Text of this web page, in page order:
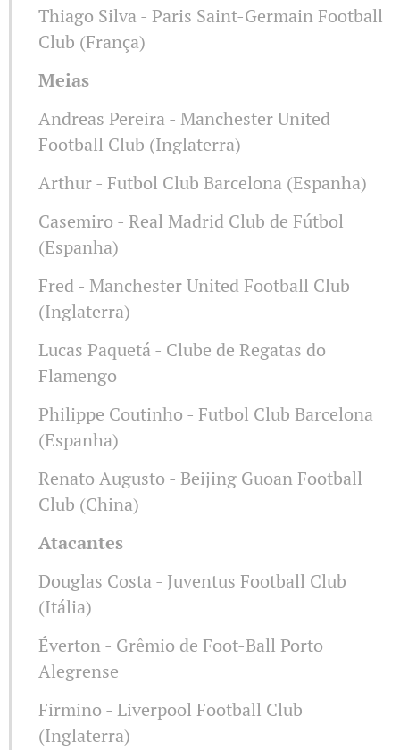
Thiago Silva - Paris Saint-Germain Football
Club (França)
Meias
Andreas Pereira - Manchester United
Football Club (Inglaterra)
Arthur - Futbol Club Barcelona (Espanha)
Casemiro - Real Madrid Club de Fútbol
(Espanha)
Fred - Manchester United Football Club
(Inglaterra)
Lucas Paquetá - Clube de Regatas do
Flamengo
Philippe Coutinho - Futbol Club Barcelona
(Espanha)
Renato Augusto - Beijing Guoan Football
Club (China)
Atacantes
Douglas Costa - Juventus Football Club
(Itália)
Éverton - Grêmio de Foot-Ball Porto
Alegrense
Firmino - Liverpool Football Club
(Inglaterra)